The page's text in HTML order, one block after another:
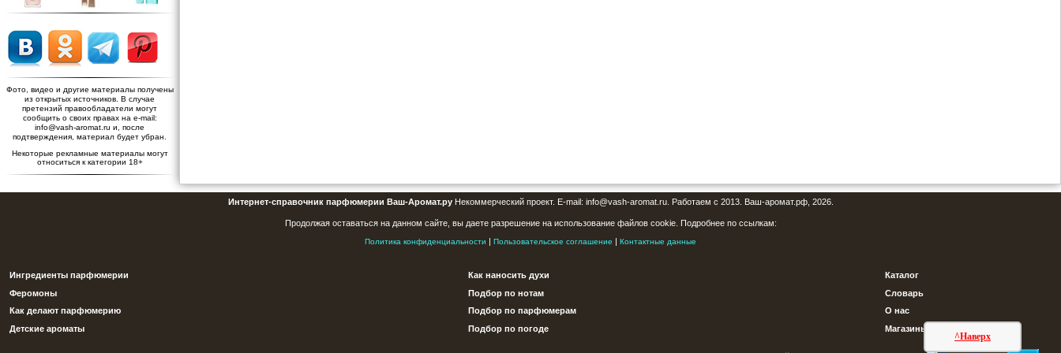
Фото, видео и другие материалы получены
из открытых источников. В случае
претензий правообладатели могут
сообщить о своих правах на e-mail:
info@vash-aromat.ru и, после
подтверждения, материал будет убран.
Некоторые рекламные материалы могут
относиться к категории 18+
^Наверх
Интернет-справочник парфюмерии Ваш-Аромат.руНекоммерческий проект. E-mail: info@vash-aromat.ru. Работаем с 2013. Ваш-аромат.рф, 2026.
Продолжая оставаться на данном сайте, вы даете разрешение на использование файлов cookie. Подробнее по ссылкам:
Политика конфиденциальности | Пользовательское соглашение | Контактные данные
Ингредиенты парфюмерии
Феромоны
Как делают парфюмерию
Детские ароматы
Как наносить духи
Подбор по нотам
Подбор по парфюмерам
Подбор по погоде
Каталог
Словарь
О нас
Магазины